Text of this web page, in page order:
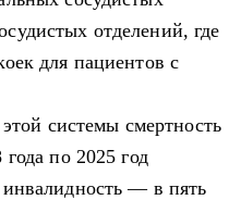
отделений, где
для пациентов с
системы смертность
годапо 2025 год
инвалидность — в пять